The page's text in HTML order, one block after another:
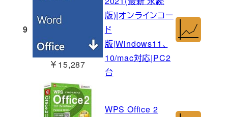
9
￥15,287
版)|オンラインコー
ド
版|Windows11、
10/mac対応|PC2
台
WPS Office 2